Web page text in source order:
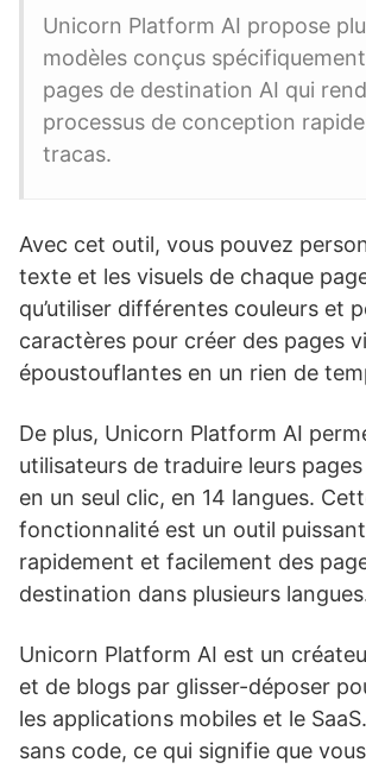
Unicorn Platform AI propose
modèles conçus
pages de destination AI qui
processus de conception
tracas.
Avec cet outil, vous pouvez
texte et les visuels de chaque
qu’utiliser différentes couleurs et
caractères pour créer des pages
époustouflantes en un rien de
De plus, Unicorn Platform AI
utilisateurs de traduire leurs
en un seul clic, en 14 langues.
fonctionnalité est un outil
rapidement et facilement des
destination dans plusieurs
Unicorn Platform AI est un
et de blogs par glisser-déposer
les applications mobiles et le SaaS.
sans code, ce qui signifie que